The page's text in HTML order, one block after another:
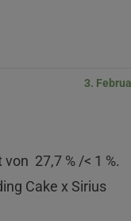
3.
27,7 % /< 1 %.
Cake x Sirius